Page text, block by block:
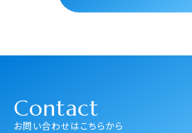
Contact
お問い合わせはこちらから